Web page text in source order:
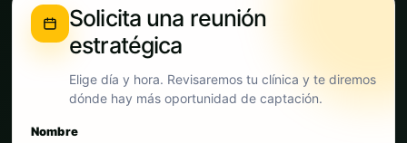
Solicita una reunión
estratégica
Elige día y hora. Revisaremos tu clínica y te diremos
dónde hay más oportunidad de captación.
Nombre